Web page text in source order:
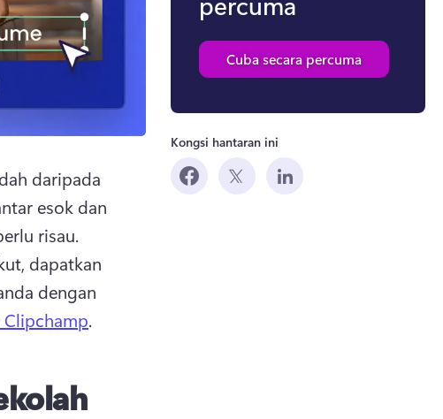
daripada
esok dan
dapatkan
dengan
.
Cuba secara percuma
Kongsi hantaran ini